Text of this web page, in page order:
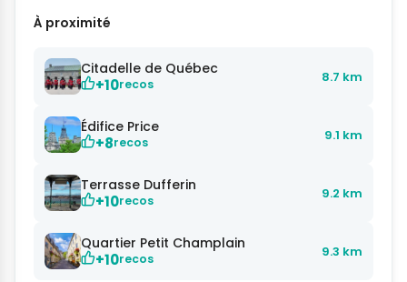
À proximité
Citadelle de Québec
+10recos 8.7 km
Édifice Price
+8recos 9.1 km
Terrasse Dufferin
+10recos 9.2 km
Quartier Petit Champlain
+10recos 9.3 km